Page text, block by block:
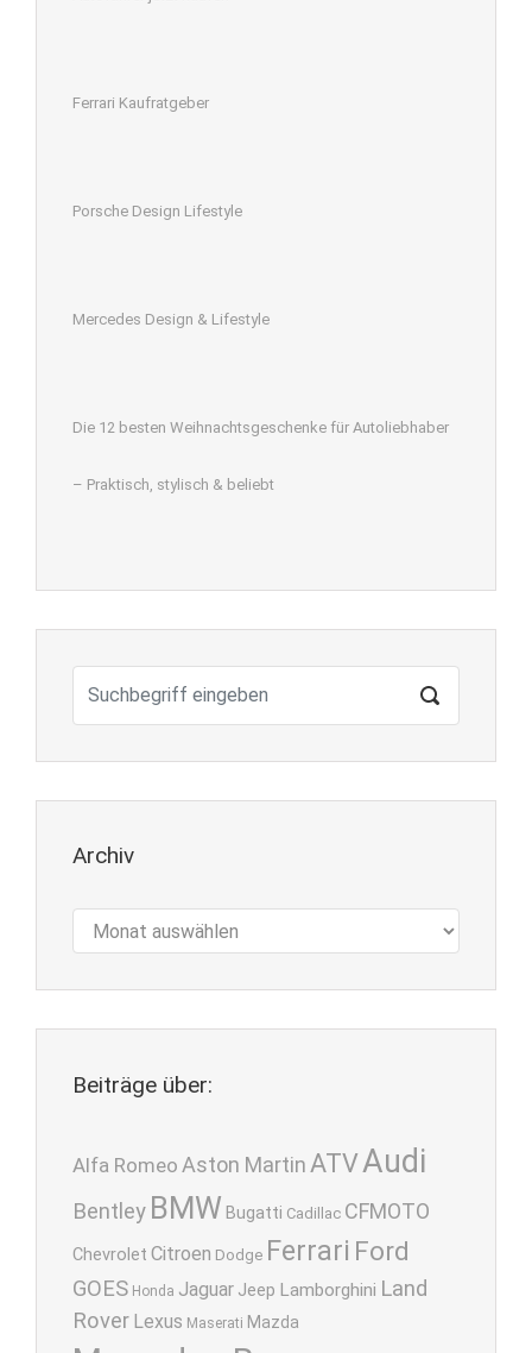
Ferrari Kaufratgeber
Porsche Design Lifestyle
Mercedes Design & Lifestyle
Die 12 besten Weihnachtsgeschenke für Autoliebhaber
– Praktisch, stylisch & beliebt
Archiv
Beiträge über:
Alfa Romeo Aston Martin ATVAudi
Bentley BMW Bugatti Cadillac CFMOTO
Chevrolet Citroen Dodge Ferrari Ford
GOES Honda Jaguar Jeep Lamborghini Land
Rover Lexus Maserati Mazda